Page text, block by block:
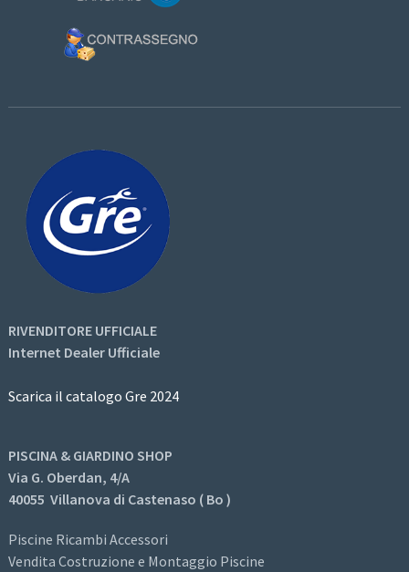
RIVENDITORE UFFICIALE
Internet Dealer Ufficiale
Scarica il catalogo Gre 2024
PISCINA & GIARDINO SHOP
Via G. Oberdan, 4/A
40055 Villanova di Castenaso ( Bo )
Piscine Ricambi Accessori
Vendita Costruzione e Montaggio Piscine